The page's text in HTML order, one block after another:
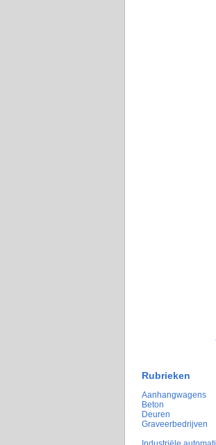
Rubrieken
Aanhangwagens
Beton
Deuren
Graveerbedrijven